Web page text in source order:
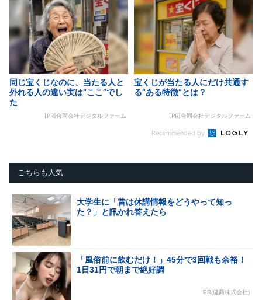
同じ宝くじなのに、当たる人と
外れる人の違い実は“ここ”でし
た
[PR]合同会社デジタルファーム
宝くじが当たる人にだけ共通す
る“ある特徴”とは？
[PR]合同会社デジタルファーム
Recommended by
こちらも人気
大学生に「昔は休講情報をどうやって知っ
た？」と訊かれ答えたら
「風俗前に飲むだけ！」45分で3回戦も余裕！
1日31円で朝まで絶好調
PR(健商株式会社)